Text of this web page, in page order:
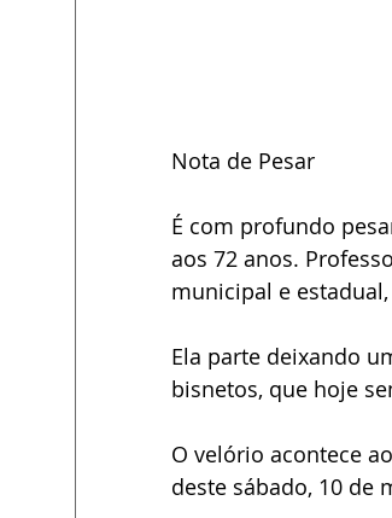
Nota de Pesar
É com profundo
aos 72 anos.
municipal e
Ela parte deixando
bisnetos, que hoje
O velório acontece
deste sábado, 10 de